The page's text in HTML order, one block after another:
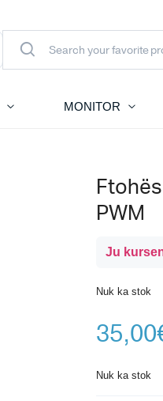
MONITOR
PWM
Ju
Nuk ka stok
35,00
Nuk ka stok